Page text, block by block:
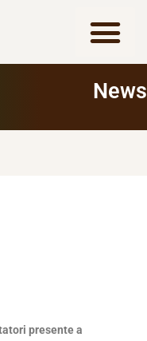
News
presente a